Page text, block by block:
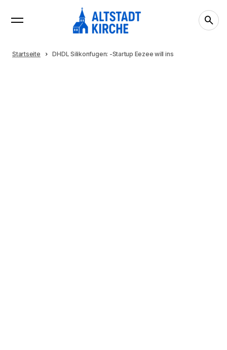
Startseite DHDL Silikonfugen: -Startup Eezee will ins